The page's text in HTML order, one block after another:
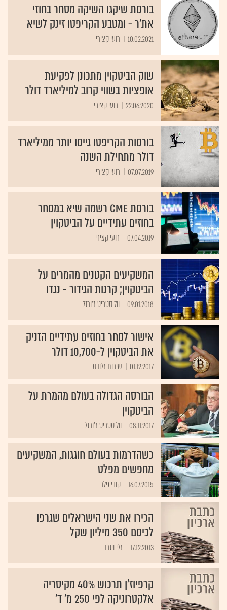
בורסת שיקגו השיקה מסחר בחוזי
את'ר - ומטבע הקריפטו זינק לשיא
10.02.2021 רועי קצירי
שוק הביטקוין מתכונן לפקיעת
אופציות בשווי קרוב למיליארד דולר
22.06.2020 רועי קצירי
בורסות הקריפטו גייסו יותר ממיליארד
דולר מתחילת השנה
07.07.2019 רועי קצירי
בורסת CME רשמה שיא במסחר
בחוזים עתידיים על הביטקוין
07.04.2019 רועי קצירי
המשקיעים הקטנים מהמרים על
הביטקוין; קרנות הגידור - נגדו
09.01.2018 וול סטריט ג'ורנל
אישור לסחר בחוזים עתידיים הזניק
את הביטקוין ל-10,700 דולר
01.12.2017 שירות גלובס
הבורסה הגדולה בעולם מהמרת על
הביטקוין
08.11.2017 וול סטריט ג'ורנל
כשהדרמות בעולם חוגגות, המשקיעים
מחפשים מפלט
16.07.2015 קובי פלר
הכירו את שני הישראלים שגרפו
לכיסם 350 מיליון שקל
17.12.2013 גלי וינרב
קרפיוז'ן תרכוש 40% מקיסריה
אלקטרוניקה לפי 250 מ' ד'